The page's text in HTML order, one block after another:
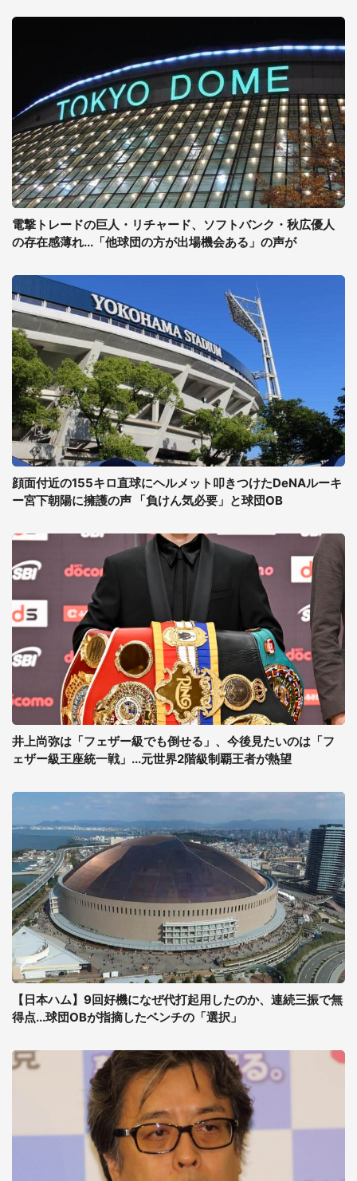
電撃トレードの巨人・リチャード、ソフトバンク・秋広優人
の存在感薄れ...「他球団の方が出場機会ある」の声が
顔面付近の155キロ直球にヘルメット叩きつけたDeNAルーキ
ー宮下朝陽に擁護の声 「負けん気必要」と球団OB
井上尚弥は「フェザー級でも倒せる」、今後見たいのは「フ
ェザー級王座統一戦」...元世界2階級制覇王者が熱望
【日本ハム】9回好機になぜ代打起用したのか、連続三振で無
得点...球団OBが指摘したベンチの「選択」